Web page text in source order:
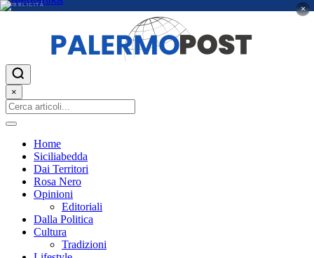
PUBBLICITÀ ×
×
Home
Siciliabedda
Dai Territori
Rosa Nero
Opinioni
Editoriali
Dalla Politica
Cultura
Tradizioni